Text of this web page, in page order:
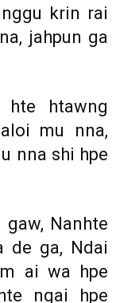
krin rai
jahpun ga
htawng
mu nna,
nna shi hpe
Nanhte
de ga, Ndai
ai wa hpe
ngai hpe